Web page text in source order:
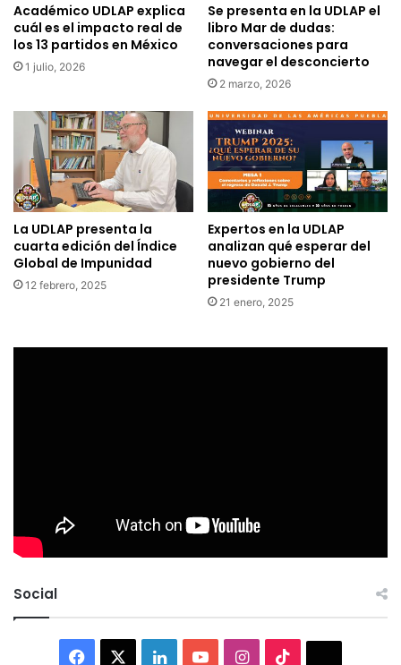
Académico UDLAP explica
cuál es el impacto real de
los 13 partidos en México
1 julio, 2026
Se presenta en la UDLAP el
libro Mar de dudas:
conversaciones para
navegar el desconcierto
2 marzo, 2026
La UDLAP presenta la
cuarta edición del Índice
Global de Impunidad
12 febrero, 2025
Expertos en la UDLAP
analizan qué esperar del
nuevo gobierno del
presidente Trump
21 enero, 2025
Social
Facebook LinkedInYouTubeInstagram